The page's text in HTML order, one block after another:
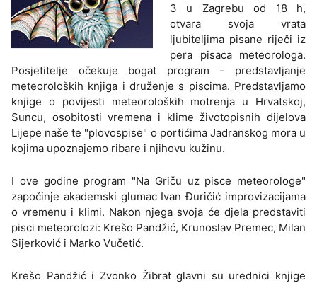
3 u Zagrebu od 18 h,
otvara svoja vrata
ljubiteljima pisane riječi iz
pera pisaca meteorologa.
Posjetitelje očekuje bogat program - predstavljanje
meteoroloških knjiga i druženje s piscima. Predstavljamo
knjige o povijesti meteoroloških motrenja u Hrvatskoj,
Suncu, osobitosti vremena i klime životopisnih dijelova
Lijepe naše te "plovospise" o portićima Jadranskog mora u
kojima upoznajemo ribare i njihovu kužinu.
I ove godine program "Na Griču uz pisce meteorologe"
započinje akademski glumac Ivan Đuričić improvizacijama
o vremenu i klimi. Nakon njega svoja će djela predstaviti
pisci meteorolozi: Krešo Pandžić, Krunoslav Premec, Milan
Sijerković i Marko Vučetić.
Krešo Pandžić i Zvonko Žibrat glavni su urednici knjige